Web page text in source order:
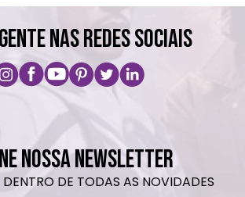
NAS REDES SOCIAIS
NOSSA NEWSLETTER
DENTRO DE TODAS AS NOVIDADES